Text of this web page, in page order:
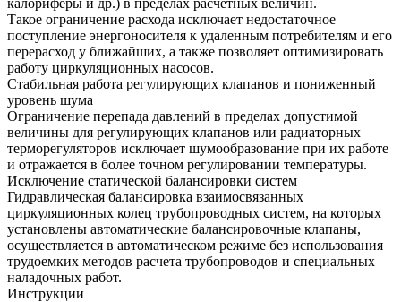
Такое ограничение расхода исключает недостаточное
поступление энергоносителя к удаленным потребителям и его
перерасход у ближайших, а также позволяет оптимизировать
работу циркуляционных насосов.
Стабильная работа регулирующих клапанов и пониженный
уровень шума
Ограничение перепада давлений в пределах допустимой
величины для регулирующих клапанов или радиаторных
терморегуляторов исключает шумообразование при их работе
и отражается в более точном регулировании температуры.
Исключение статической балансировки систем
Гидравлическая балансировка взаимосвязанных
циркуляционных колец трубопроводных систем, на которых
установлены автоматические балансировочные клапаны,
осуществляется в автоматическом режиме без использования
трудоемких методов расчета трубопроводов и специальных
наладочных работ.
Инструкции